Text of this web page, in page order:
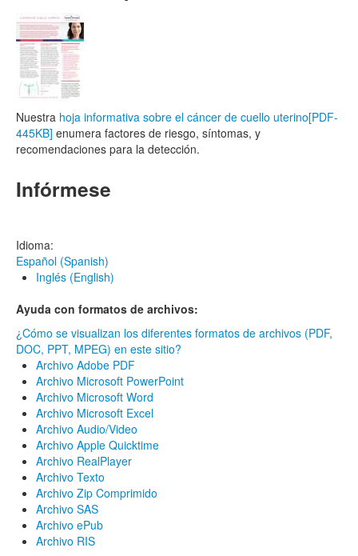
Nuestra hoja informativa sobre el cáncer de cuello uterino[PDF-
445KB] enumera factores de riesgo, síntomas, y
recomendaciones para la detección.
Infórmese
Idioma:
Español (Spanish)
Inglés (English)
Ayuda con formatos de archivos:
¿Cómo se visualizan los diferentes formatos de archivos (PDF,
DOC, PPT, MPEG) en este sitio?
Archivo Adobe PDF
Archivo Microsoft PowerPoint
Archivo Microsoft Word
Archivo Microsoft Excel
Archivo Audio/Video
Archivo Apple Quicktime
Archivo RealPlayer
Archivo Texto
Archivo Zip Comprimido
Archivo SAS
Archivo ePub
Archivo RIS